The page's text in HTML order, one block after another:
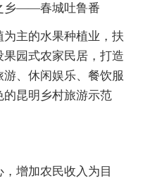
——春城吐鲁番
主的水果种植业，扶
园式农家民居，打造
、休闲娱乐、餐饮服
昆明乡村旅游示范
增加农民收入为目